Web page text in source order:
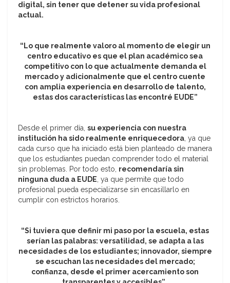
digital, sin tener que detener su vida profesional
actual.
“Lo que realmente valoro al momento de elegir un
centro educativo es que el plan académico sea
competitivo con lo que actualmente demanda el
mercado y adicionalmente que el centro cuente
con amplia experiencia en desarrollo de talento,
estas dos características las encontré EUDE”
Desde el primer día, su experiencia con nuestra
institución ha sido realmente enriquecedora , ya que
cada curso que ha iniciado está bien planteado de manera
que los estudiantes puedan comprender todo el material
sin problemas. Por todo esto, recomendaría sin
ninguna duda a EUDE , ya que permite que todo
profesional pueda especializarse sin encasillarlo en
cumplir con estrictos horarios.
“Si tuviera que definir mi paso por la escuela, estas
serían las palabras: versatilidad, se adapta a las
necesidades de los estudiantes; innovador, siempre
se escuchan las necesidades del mercado;
confianza, desde el primer acercamiento son